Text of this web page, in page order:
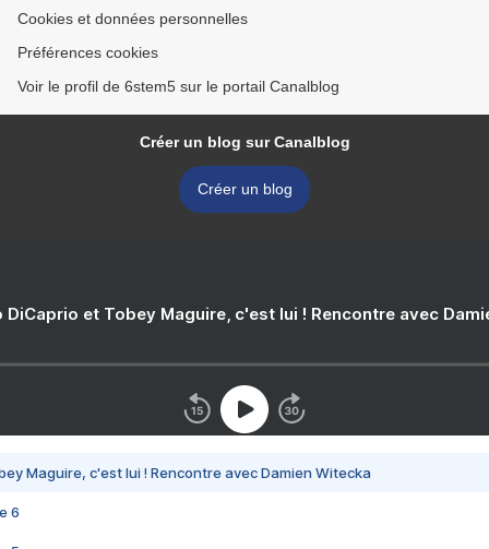
Cookies et données personnelles
Préférences cookies
Voir le profil de 6stem5 sur le portail Canalblog
Créer un blog sur Canalblog
Créer un blog
DiCaprio et Tobey Maguire, c'est lui ! Rencontre avec
Maguire, c'est lui ! Rencontre avec Damien Witecka
6